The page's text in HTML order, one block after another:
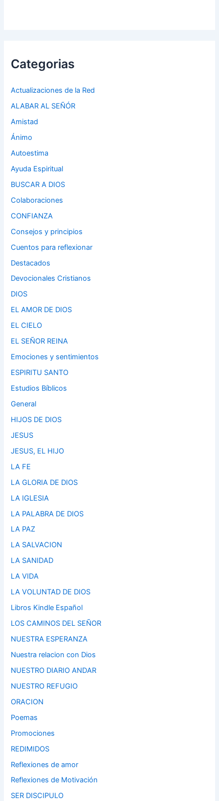
Categorias
Actualizaciones de la Red
ALABAR AL SEÑÓR
Amistad
Ánimo
Autoestima
Ayuda Espiritual
BUSCAR A DIOS
Colaboraciones
CONFIANZA
Consejos y principios
Cuentos para reflexionar
Destacados
Devocionales Cristianos
DIOS
EL AMOR DE DIOS
EL CIELO
EL SEÑOR REINA
Emociones y sentimientos
ESPIRITU SANTO
Estudios Bíblicos
General
HIJOS DE DIOS
JESUS
JESUS, EL HIJO
LA FE
LA GLORIA DE DIOS
LA IGLESIA
LA PALABRA DE DIOS
LA PAZ
LA SALVACION
LA SANIDAD
LA VIDA
LA VOLUNTAD DE DIOS
Libros Kindle Español
LOS CAMINOS DEL SEÑOR
NUESTRA ESPERANZA
Nuestra relacion con Dios
NUESTRO DIARIO ANDAR
NUESTRO REFUGIO
ORACION
Poemas
Promociones
REDIMIDOS
Reflexiones de amor
Reflexiones de Motivación
SER DISCIPULO